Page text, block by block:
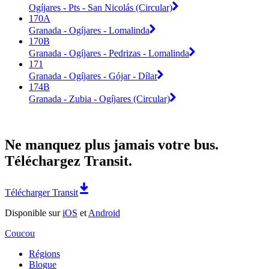
Ogíjares - Pts - San Nicolás (Circular)
170A
Granada - Ogíjares - Lomalinda
170B
Granada - Ogíjares - Pedrizas - Lomalinda
171
Granada - Ogíjares - Gójar - Dílar
174B
Granada - Zubia - Ogíjares (Circular)
Ne manquez plus jamais votre bus.
Téléchargez Transit.
Télécharger Transit
Disponible suriOS et Android
Coucou
Régions
Blogue